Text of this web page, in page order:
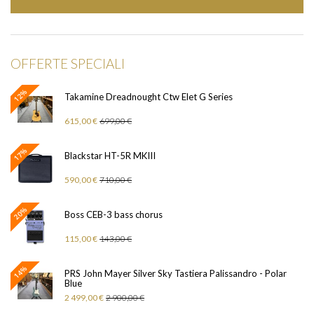
OFFERTE SPECIALI
12% Takamine Dreadnought Ctw Elet G Series
615,00 € 699,00 €
17% Blackstar HT-5R MKIII
590,00 € 710,00 €
20% Boss CEB-3 bass chorus
115,00 € 143,00 €
14%
PRS John Mayer Silver Sky Tastiera Palissandro - Polar
Blue
2 499,00 € 2 900,00 €